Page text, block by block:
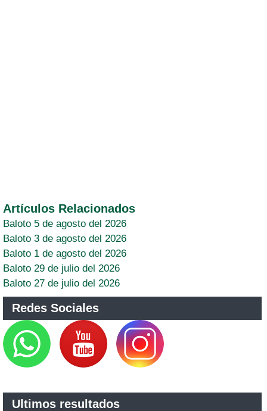
Artículos Relacionados
Baloto 5 de agosto del 2026
Baloto 3 de agosto del 2026
Baloto 1 de agosto del 2026
Baloto 29 de julio del 2026
Baloto 27 de julio del 2026
Redes Sociales
Ultimos resultados